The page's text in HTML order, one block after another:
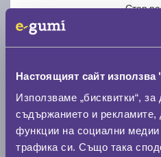
Настоящият сайт използва
Използваме „бисквитки“,
съдържанието и рекламите,
функции на социални
трафика си. Също така
Стар
Нов